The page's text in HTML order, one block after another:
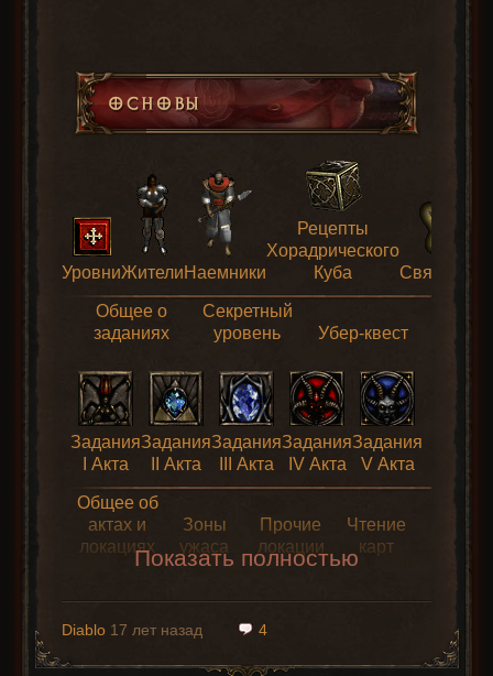
УровниЖителиНаемники
Рецепты
Хорадрического
Куба
Общее о
заданиях
Секретный
уровень
Убер-квест
Задания
I Акта
Задания
II Акта
Задания
III Акта
Задания
IV Акта
Задания
V Акта
Общее об
актах и
локациях
Зоны
ужаса
Прочие
локации
Чтение
карт
Карта
Карта
Карта
Карта
Карта
Показать полностью
Diablo 17 лет назад 4